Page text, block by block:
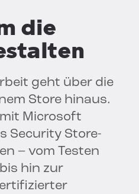
die
geht über die
Store hinaus.
Microsoft
Security Store-
– vom Testen
hin zur